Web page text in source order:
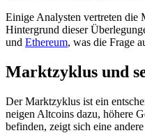
Einige Analysten vertreten die
Hintergrund dieser
und Ethereum, was die Frage
Marktzyklus und
Der Marktzyklus ist ein
neigen Altcoins dazu, höhere
befinden, zeigt sich eine